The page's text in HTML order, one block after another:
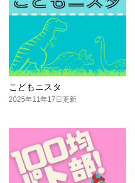
こどもニスタ
2025年11年17日更新